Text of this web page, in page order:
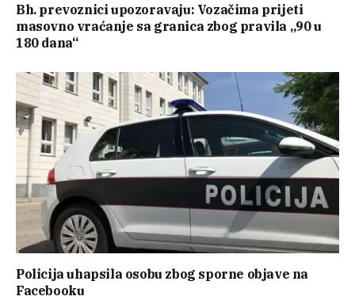
Bh. prevoznici upozoravaju: Vozačima prijeti
masovno vraćanje sa granica zbog pravila „90 u
180 dana“
Policija uhapsila osobu zbog sporne objave na
Facebooku